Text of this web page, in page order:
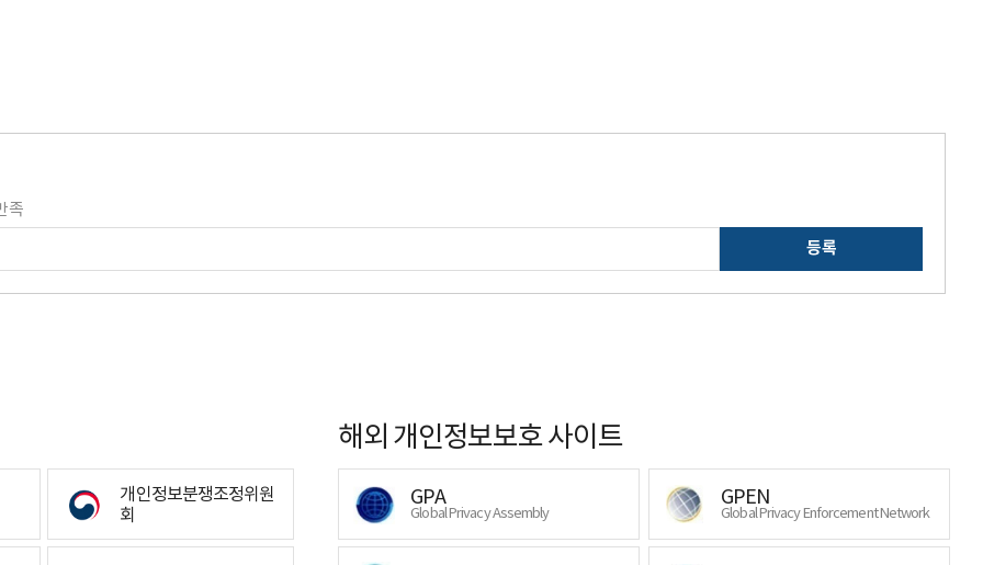
족
등록
개인정보분쟁조정위원
회
해외 개인정보보호 사이트
GPA
Global Privacy Assembly
GPEN
Global Privacy Enforcement Network